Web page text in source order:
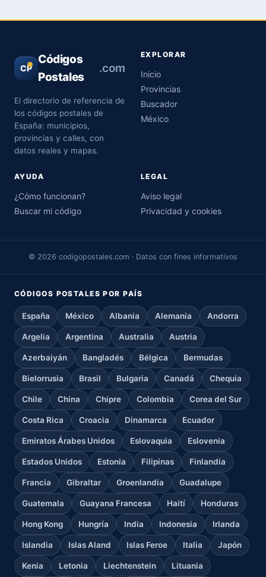
CP
Códigos
Postales
.com
El directorio de referencia de
los códigos postales de
España: municipios,
provincias y calles, con
datos reales y mapas.
EXPLORAR
Inicio
Provincias
Buscador
México
AYUDA
¿Cómo funcionan?
Buscar mi código
LEGAL
Aviso legal
Privacidad y cookies
© 2026 codigopostales.com · Datos con fines informativos
CÓDIGOS POSTALES POR PAÍS
España México Albania Alemania Andorra
Argelia Argentina Australia Austria
Azerbaiyán Bangladés Bélgica Bermudas
Bielorrusia Brasil Bulgaria Canadá Chequia
Chile China Chipre Colombia Corea del Sur
Costa Rica Croacia Dinamarca Ecuador
Emiratos Árabes Unidos Eslovaquia Eslovenia
Estados Unidos Estonia Filipinas Finlandia
Francia Gibraltar Groenlandia Guadalupe
Guatemala Guayana Francesa Haití Honduras
Hong Kong Hungría India Indonesia Irlanda
Islandia Islas Aland Islas Feroe Italia Japón
Kenia Letonia Liechtenstein Lituania